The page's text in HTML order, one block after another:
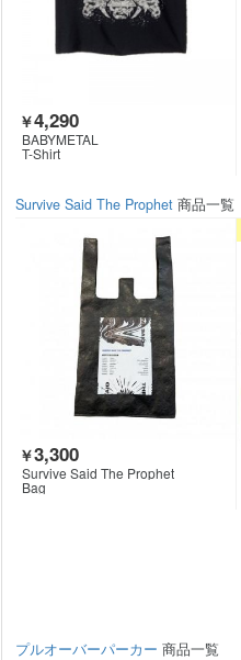
￥4,290
BABYMETAL
T-Shirt
Survive Said The Prophet 商品一覧
￥3,300
Survive Said The Prophet
Bag
プルオーバーパーカー 商品一覧